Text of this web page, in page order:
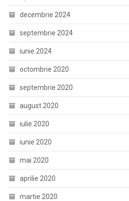
decembrie 2024
septembrie 2024
iunie 2024
octombrie 2020
septembrie 2020
august 2020
iulie 2020
iunie 2020
mai 2020
aprilie 2020
martie 2020